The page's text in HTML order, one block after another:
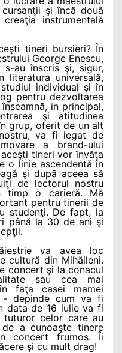
şi încă două
instrumentală
tineri bursieri? În
George Enescu,
au înscris şi, sigur,
literatura universală,
individual şi în
pentru dezvoltarea
în principal,
şi atitudinea
grup, oferit de un alt
va fi legat de
a brand-ului
tineri vor învăţa
o linie ascendentă în
şi după aceea să
de lectorul nostru
timp o carieră. Mă
pentru tinerii de
studenţi. De fapt, la
până la 30 de ani şi
va avea loc
cultură din Mihăileni.
concert şi la conacul
sau cea mai
faţa casei mamei
- depinde cum va fi
data de 16 iulie va fi
celor care au
a cunoaşte tinere
concert frumos. Îi
şi cu mult drag!